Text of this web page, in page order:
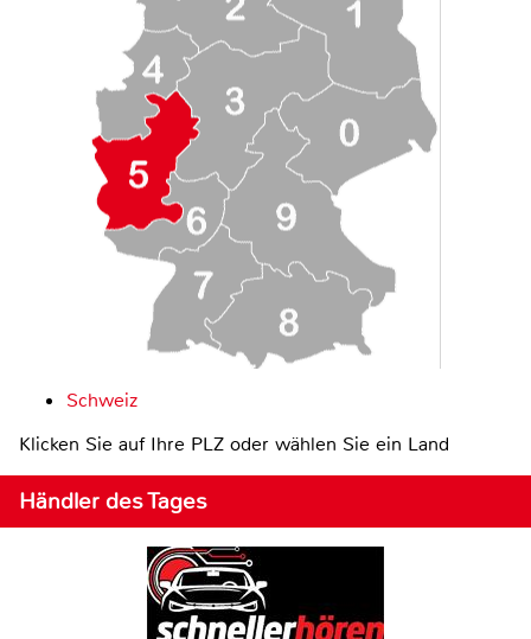
Schweiz
Klicken Sie auf Ihre PLZ oder wählen Sie ein Land
Händler des Tages